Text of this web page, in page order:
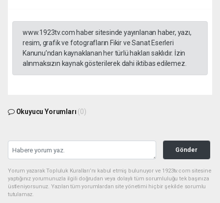
www.1923tv.com haber sitesinde yayınlanan haber, yazı,
resim, grafik ve fotografların Fikir ve Sanat Eserleri
Kanunu’ndan kaynaklanan her türlü hakları saklıdır. İzin
alınmaksızın kaynak gösterilerek dahi iktibas edilemez.
Okuyucu Yorumları (0)
Gönder
Yorum yazarak Topluluk Kuralları’nı kabul etmiş bulunuyor ve 1923tv.com sitesine
yaptığınız yorumunuzla ilgili doğrudan veya dolaylı tüm sorumluluğu tek başınıza
üstleniyorsunuz. Yazılan tüm yorumlardan site yönetimi hiçbir şekilde sorumlu
tutulamaz.